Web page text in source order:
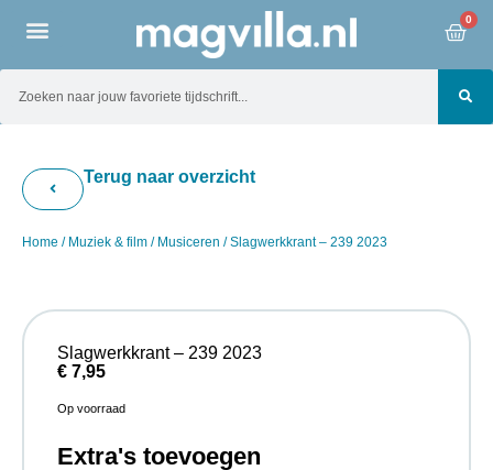
0
Terug naar overzicht
Home / Muziek & film / Musiceren / Slagwerkkrant – 239 2023
Slagwerkkrant – 239 2023
€ 7,95
Op voorraad
Extra's toevoegen